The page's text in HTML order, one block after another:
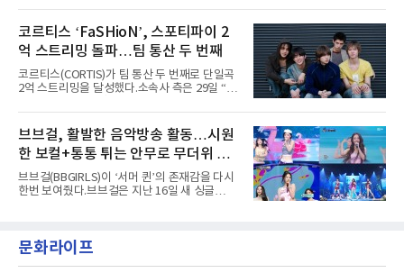
정적인 실력을 입증했고, 올해 '2026 어썸뮤직
페스티벌', '뷰티풀 민트 라이프 2026', '2026
heart(와일드 하트)’라는 제목이 붙은 콘셉트 포
토에는 멤버들의 본능적이고 야성적인 면모가
강렬하게 담겼다. 짙은 아이섀도와 푸른빛·금빛·
붉은빛의 컬러 렌즈가 비현실적인 분위기를 자
아내고, 여러 원색이 불규칙하게 뒤섞인 멀티컬
러 헤어와 과감한 블루·블랙 립 메이크업이 낯설
고도 매혹적인 비주얼을 완성했다.스타일링 역
엣을 거침없이 결합했다. 멤버들은 각기 다른 개
성을 살린 스타일링을 선
코르티스 ‘FaSHioN’, 스포티파이 2
억 스트리밍 돌파…팀 통산 두 번째
코르티스(CORTIS)가 팀 통산 두 번째로 단일곡
2억 스트리밍을 달성했다.소속사 측은 29일 “코
벌 오디오·음원 스트리밍 플랫폼 스포티파이에
서 27일 자로 누적 재생 수 2억 회를 돌파했
다”고 밝혔다.곡이 발표된 지 약 10개월 만이다.
팀의 첫 번째 2억 스트리밍 곡은 동일 음반에 수
록된 ‘GO!’다. 이 노래는 공개 약 9개월 만인 지
난달 26일 자에 2억 고지를 밟았다. 이는 최근 5
년 내 데뷔한 보이그룹의 곡 중 최단기 2억 달성
했다. “내 티, 5 bucks 바지는, 만원” 등 멤버들
의 라이프 스타일
브브걸, 활발한 음악방송 활동…시원
한 보컬+통통 튀는 안무로 무더위 사
냥
브브걸(BBGIRLS)이 ‘서머 퀸’의 존재감을 다시
한번 보여줬다.브브걸은 지난 16일 새 싱글
MBC '쇼! 음악중심', SBS '인기가요' 등 주요 음
악방송 무대에 올라 화려한 퍼포먼스를 펼쳤다.
문화라이프